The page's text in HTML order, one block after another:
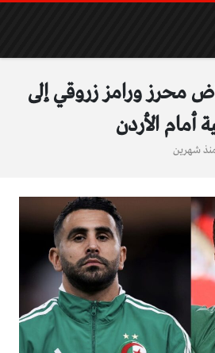
محرز ورامز زروقي إلى
أمام الأردن
شهرين